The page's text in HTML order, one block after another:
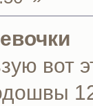
вот